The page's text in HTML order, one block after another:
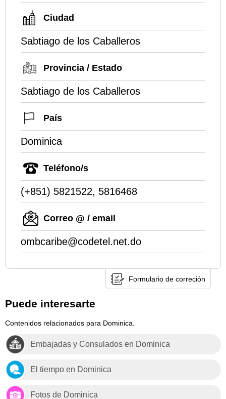
Ciudad
Sabtiago de los Caballeros
Provincia / Estado
Sabtiago de los Caballeros
País
Dominica
Teléfono/s
(+851) 5821522, 5816468
Correo @ / email
ombcaribe@codetel.net.do
Formulario de correción
Puede interesarte
Contenidos relacionados para Dominica.
Embajadas y Consulados en Dominica
El tiempo en Dominica
Fotos de Dominica